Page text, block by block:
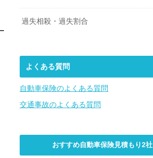
過失相殺・過失割合
よくある質問
自動車保険のよくある質問
交通事故のよくある質問
おすすめ自動車保険見積もり2社